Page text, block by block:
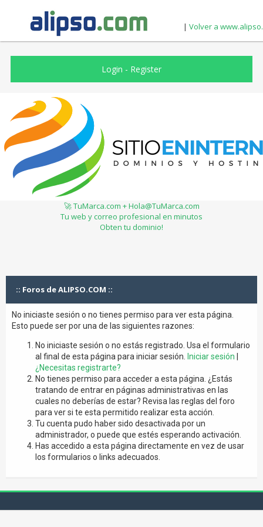
| Volver a
Login - Register
🚀 TuMarca.com + Hola@TuMarca.com
Tu web y correo profesional en minutos
Obten tu dominio!
:: Foros de ALIPSO.COM ::
No iniciaste sesión o no tienes permiso para ver esta página.
Esto puede ser por una de las siguientes razones:
No iniciaste sesión o no estás registrado. Usa el formulario
al final de esta página para iniciar sesión.
Iniciar sesión
¿Necesitas registrarte?
No tienes permiso para acceder a esta página. ¿Estás
tratando de entrar en páginas administrativas en las
cuales no deberías de estar? Revisa las reglas del foro
para ver si te esta permitido realizar esta acción.
Tu cuenta pudo haber sido desactivada por un
administrador, o puede que estés esperando activación.
Has accedido a esta página directamente en vez de usar
los formularios o links adecuados.